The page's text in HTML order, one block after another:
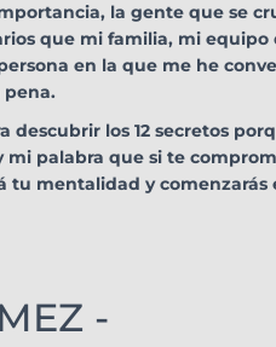
la gente que se
que mi familia, mi equipo
en la que me he
pena.
descubrir los 12 secretos
mi palabra que si te
tu mentalidad y comenzarás
-